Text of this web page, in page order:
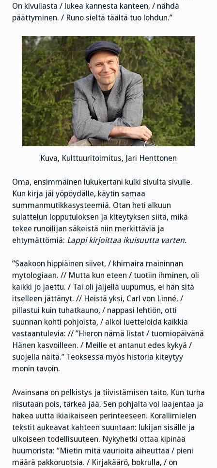
On kivuliasta / lukea kannesta kanteen, / nähdä
päättyminen. / Runo sieltä täältä tuo lohdun.”
Kuva, Kulttuuritoimitus, Jari Henttonen
Oma, ensimmäinen lukukertani kulki sivulta sivulle.
Kun kirja jäi yöpöydälle, käytin samaa
summanmutikkasysteemiä. Otan heti alkuun
sulattelun lopputuloksen ja kiteytyksen siitä, mikä
tekee runoilijan säkeistä niin merkittäviä ja
ehtymättömiä: Lappi kirjoittaa ikuisuutta varten.
”Saakoon hippiäinen siivet, / khimaira maininnan
mytologiaan. // Mutta kun eteen / tuotiin ihminen, oli
kaikki jo jaettu. / Tai oli jäljellä uupumus, ei hän sitä
itselleen jättänyt. // Heistä yksi, Carl von Linné, /
pillastui kuin tuhatkauno, / nappasi lehtiön, otti
suunnan kohti pohjoista, / alkoi luetteloida kaikkia
vastaantulevia: // ”Hieron nämä listat / tuomiopäivänä
Hänen kasvoilleen. / Meille et antanut edes kykyä /
suojella näitä.” Teoksessa myös historia kiteytyy
monin tavoin.
Avainsana on pelkistys ja tiivistämisen taito. Kun turha
riisutaan pois, tärkeä jää. Sen pohjalta voi laajentaa ja
hakea uutta ikiaikaiseen perinteeseen. Korallimielen
tekstit aukeavat kahteen suuntaan: lukijan sisälle ja
ulkoiseen todellisuuteen. Nykyhetki ottaa kipinää
huumorista: ”Mietin mitä vaurioita aiheuttaa / pieni
määrä pakkoruotsia. / Kirjakäärö, bokrulla, / on